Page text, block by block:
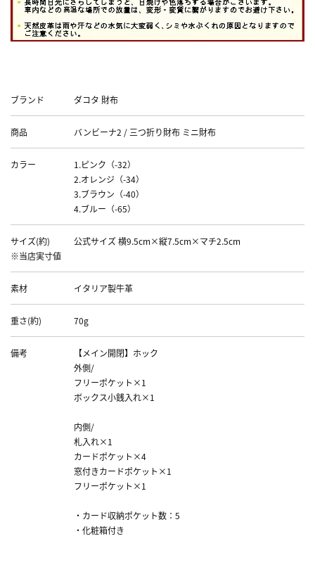
ブランド
ダコタ 財布
商品 バンビーナ2 / 三つ折り財布 ミニ財布
カラー
1.ピンク（-32）
2.オレンジ（-34）
3.ブラウン（-40）
4.ブルー（-65）
サイズ(約)
※当店実寸値
公式サイズ 横9.5cm×縦7.5cm×マチ2.5cm
素材 イタリア製牛革
重さ(約) 70g
備考
【メイン開閉】ホック
外側/
フリーポケット×1
ボックス小銭入れ×1
内側/
札入れ×1
カードポケット×4
窓付きカードポケット×1
フリーポケット×1
・カード収納ポケット数：5
・化粧箱付き